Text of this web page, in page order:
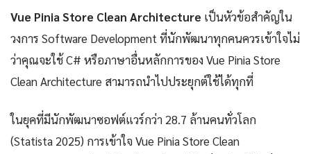
Vue Pinia Store Clean Architecture เป็นหัวข้อสำคัญใน
วงการ Software Development ที่นักพัฒนาทุกคนควรเข้าใจไม่
ว่าคุณจะใช้ C# หรือภาษาอื่นหลักการของ Vue Pinia Store
Clean Architecture สามารถนำไปประยุกต์ใช้ได้ทุกที่
ในยุคที่มีนักพัฒนาซอฟต์แวร์กว่า 28.7 ล้านคนทั่วโลก
(Statista 2025) การเข้าใจ Vue Pinia Store Clean